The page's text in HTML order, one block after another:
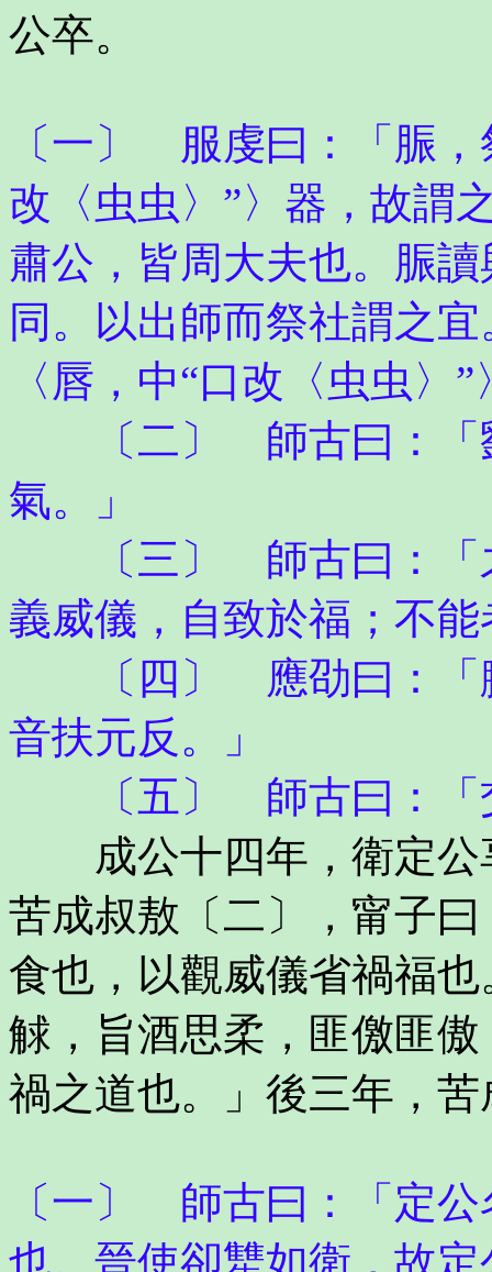
公卒。
〔一〕 服虔曰：「脤
改〈虫虫〉”〉器，故謂
肅公，皆周大夫也。脤
同。以出師而祭社謂之
〈唇，中“口改〈虫虫〉
〔二〕 師古曰：「劉
氣。」
〔三〕 師古曰：「之
義威儀，自致於福；不
〔四〕 應劭曰：「膰
音扶元反。」
〔五〕 師古曰：「
成公十四年，衛定公
苦成叔敖〔二〕，甯子
食也，以觀威儀省禍福
觩，旨酒思柔，匪儌匪
禍之道也。」後三年，
〔一〕 師古曰：「定
也。晉使卻犨如衛，故